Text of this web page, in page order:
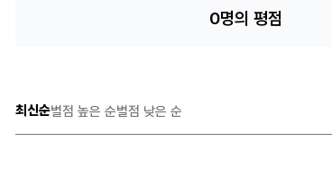
0명의 평점
최신순별점 높은 순별점 낮은 순